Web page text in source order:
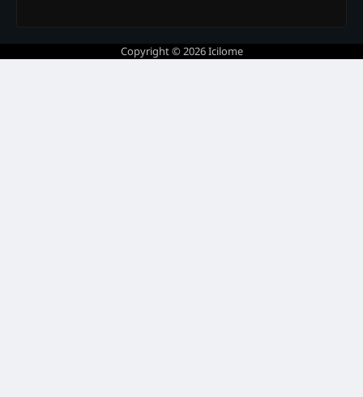
Copyright © 2026Icilome